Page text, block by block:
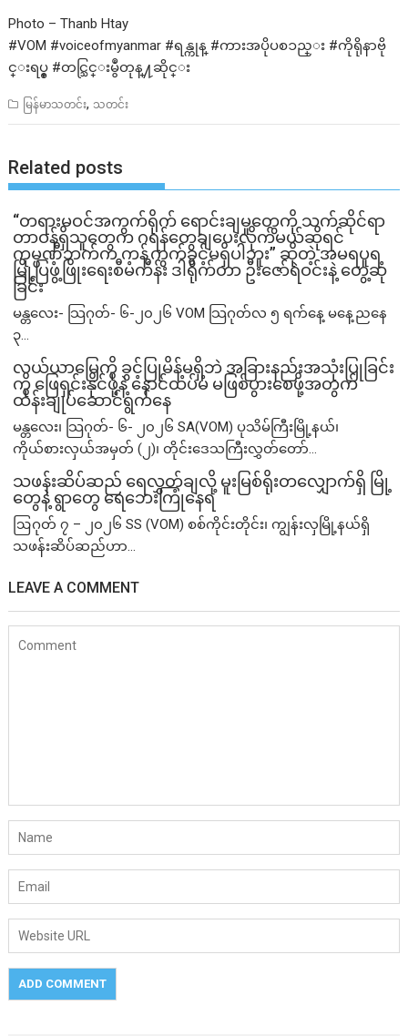
Photo – Thanb Htay
#VOM #voiceofmyanmar #ရန္ကုန္ #ကားအပိုပစၥည္း #ကိုရိုနာဗို
င္းရပ္စ္ #တင္သြင္းမွဳတုန္႔ဆိုင္း
မြန်မာသတင်း, သတင်း
Related posts
“တရားမဝင်အကွက်ရိုက် ရောင်းချမှုတွေကို သက်ဆိုင်ရာ
တာဝန်ရှိသူတွေက ဂရန်တွေချပေးလိုက်မယ်ဆိုရင်
ကုမ္ပဏီဘက်က ကန့်ကွက်ခွင့်မရှိပါဘူး” ဆိုတဲ့ အမရပူရ
မြို့ပြဖွံ့ဖြိုးရေးစီမံကိန်း ဒါရိုက်တာ ဦးဇော်ရဲဝင်းနဲ့ တွေ့ဆုံ
ခြင်း
မန္တလေး- သြဂုတ်- ၆-၂၀၂၆ VOM သြဂုတ်လ ၅ ရက်နေ့ မနေ့ညနေ
၃...
လယ်ယာမြေကို ခွင့်ပြုမိန့်မရှိဘဲ အခြားနည်းအသုံးပြုခြင်း
ကို ဖြေရှင်းနိုင်ဖို့နဲ့ နောင်ထပ်မံ မဖြစ်ပွားစေဖို့အတွက်
ထိန်းချုပ်ဆောင်ရွက်နေ
မန္တလေး၊ သြဂုတ်- ၆- ၂၀၂၆ SA(VOM) ပုသိမ်ကြီးမြို့နယ်၊
ကိုယ်စားလှယ်အမှတ် (၂)၊ တိုင်းဒေသကြီးလွှတ်တော်...
သဖန်းဆိပ်ဆည် ရေလွှတ်ချလို့ မူးမြစ်ရိုးတလျှောက်ရှိ မြို့
တွေနဲ့ ရွာတွေ ရေဘေးကြုံနေရ
ဩဂုတ် ၇ – ၂၀၂၆ SS (VOM) စစ်ကိုင်းတိုင်း၊ ကျွန်းလှမြို့နယ်ရှိ
သဖန်းဆိပ်ဆည်ဟာ...
LEAVE A COMMENT